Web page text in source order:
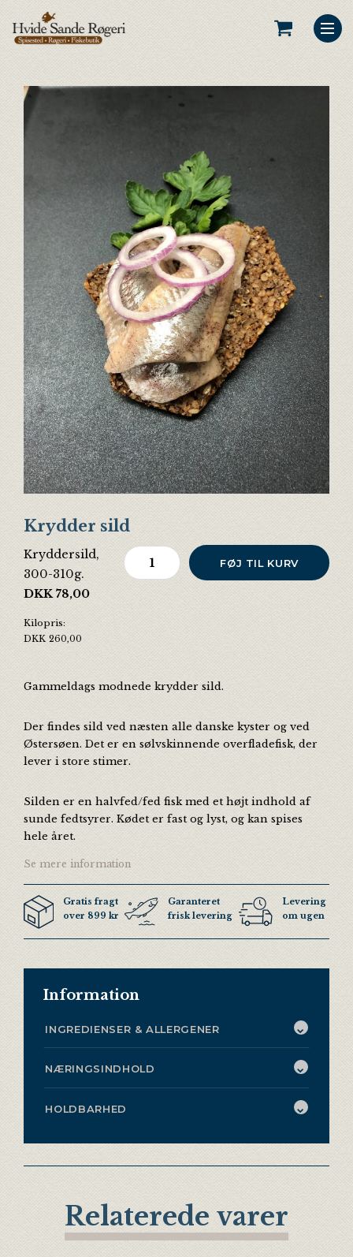
Krydder sild
Kryddersild,
300-310g.
DKK 78,00
Kilopris:
DKK 260,00
Krydder sild antal
FØJ TIL KURV
Gammeldags modnede krydder sild.
Der findes sild ved næsten alle danske kyster og ved
Østersøen. Det er en sølvskinnende overfladefisk, der
lever i store stimer.
Silden er en halvfed/fed fisk med et højt indhold af
sunde fedtsyrer. Kødet er fast og lyst, og kan spises
hele året.
Se mere information
Gratis fragt
over 899 kr
Garanteret
frisk levering
Levering 3
om ugen
Information
INGREDIENSER & ALLERGENER
NÆRINGSINDHOLD
HOLDBARHED
Relaterede varer